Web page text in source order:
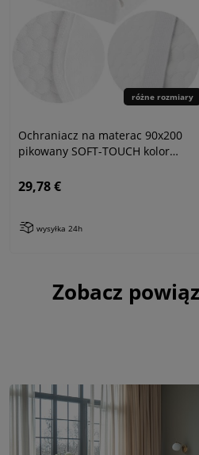
różne rozmiary
Ochraniacz na materac 90x200
pikowany SOFT-TOUCH kolor
29,78 €
wysyłka 24h
Zobacz